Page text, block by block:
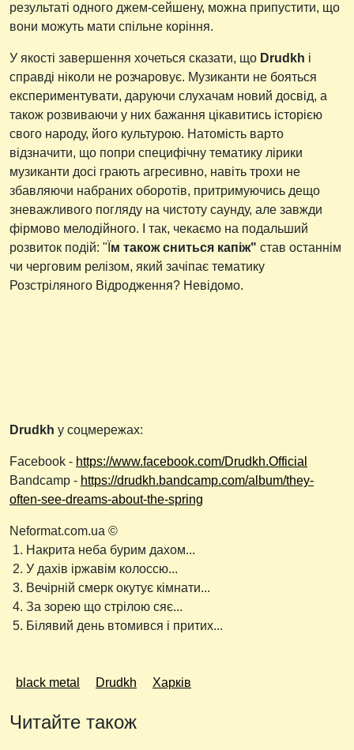
результаті одного джем-сейшену, можна припустити, що
вони можуть мати спільне коріння.
У якості завершення хочеться сказати, що Drudkh і
справді ніколи не розчаровує. Музиканти не бояться
експериментувати, даруючи слухачам новий досвід, а
також розвиваючи у них бажання цікавитись історією
свого народу, його культурою. Натомість варто
відзначити, що попри специфічну тематику лірики
музиканти досі грають агресивно, навіть трохи не
збавляючи набраних оборотів, притримуючись дещо
зневажливого погляду на чистоту саунду, але завжди
фірмово мелодійного. І так, чекаємо на подальший
розвиток подій: "Ї м також сниться капіж" став останнім
чи черговим релізом, який зачіпає тематику
Розстріляного Відродження? Невідомо.
Drudkh у соцмережах:
Facebook - https://www.facebook.com/Drudkh.Official
Bandcamp - https://drudkh.bandcamp.com/album/they-
often-see-dreams-about-the-spring
Neformat.com.ua ©
1. Накрита неба бурим дахом...
2. У дахів іржавім колоссю...
3. Вечірній смерк окутує кімнати...
4. За зорею що стрілою сяє...
5. Білявий день втомився і притих...
black metal Drudkh Харків
Читайте також